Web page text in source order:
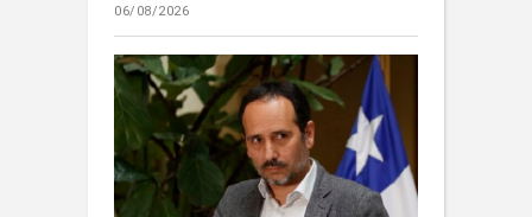
06/08/2026